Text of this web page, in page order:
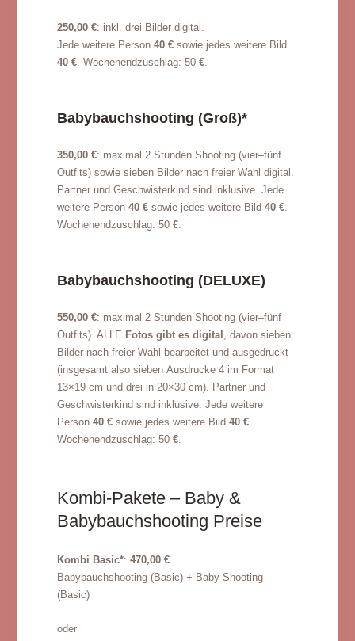
250,00 €: inkl. drei Bilder digital.
Jede weitere Person40 € sowie jedes weitere Bild
40 €. Wochenendzuschlag: 50€.
Babybauchshooting (Groß)*
350,00 €: maximal 2 Stunden Shooting (vier–fünf
Outfits) sowie sieben Bilder nach freier Wahl digital.
Partner und Geschwisterkind sind inklusive. Jede
weitere Person40 € sowie jedes weitere Bild40 €.
Wochenendzuschlag: 50€.
Babybauchshooting (DELUXE)
550,00 €: maximal 2 Stunden Shooting (vier–fünf
Outfits). ALLE Fotos gibt es digital , davon sieben
Bilder nach freier Wahl bearbeitet und ausgedruckt
(insgesamt also sieben Ausdrucke 4 im Format
13×19 cm und drei in 20×30 cm). Partner und
Geschwisterkind sind inklusive. Jede weitere
Person40 € sowie jedes weitere Bild40 €.
Wochenendzuschlag: 50€.
Kombi-Pakete – Baby &
Babybauchshooting Preise
Kombi Basic*:470,00 €
Babybauchshooting (Basic) + Baby-Shooting
(Basic)
oder